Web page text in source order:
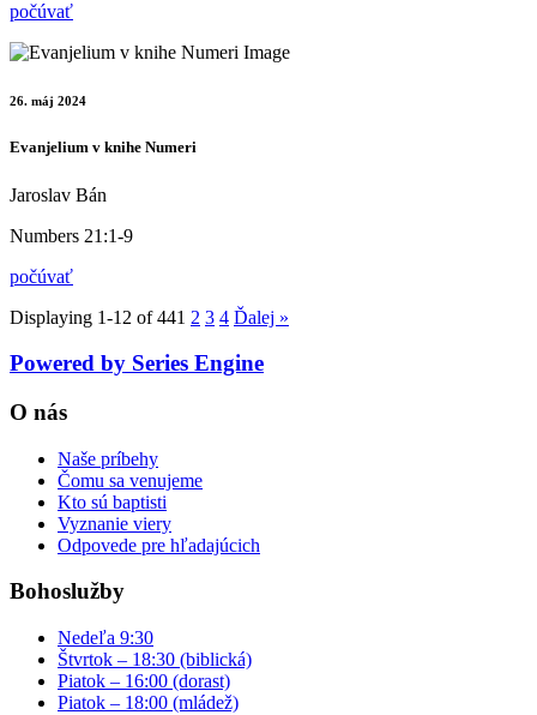
počúvať
26. máj 2024
Evanjelium v knihe Numeri
Jaroslav Bán
Numbers 21:1-9
počúvať
Displaying 1-12 of 441 2 3 4 Ďalej »
Powered by Series Engine
O nás
Naše príbehy
Čomu sa venujeme
Kto sú baptisti
Vyznanie viery
Odpovede pre hľadajúcich
Bohoslužby
Nedeľa 9:30
Štvrtok – 18:30 (biblická)
Piatok – 16:00 (dorast)
Piatok – 18:00 (mládež)